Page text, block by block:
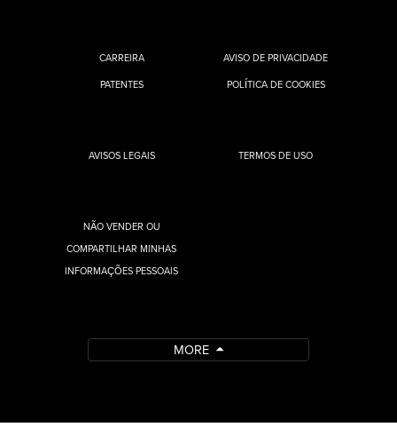
CARREIRA
PATENTES
AVISO DE PRIVACIDADE
POLÍTICA DE COOKIES
AVISOS LEGAIS TERMOS DE USO
NÃO VENDER OU
COMPARTILHAR MINHAS
INFORMAÇÕES PESSOAIS
MORE